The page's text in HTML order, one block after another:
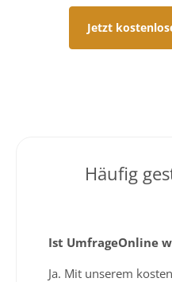
Jetzt
Häufig
Ist UmfrageOnline
Ja. Mit unserem